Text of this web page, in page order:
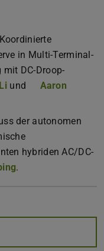
in Multi-Terminal-
mit DC-Droop-
und
Aaron
der autonomen
hybriden AC/DC-
.